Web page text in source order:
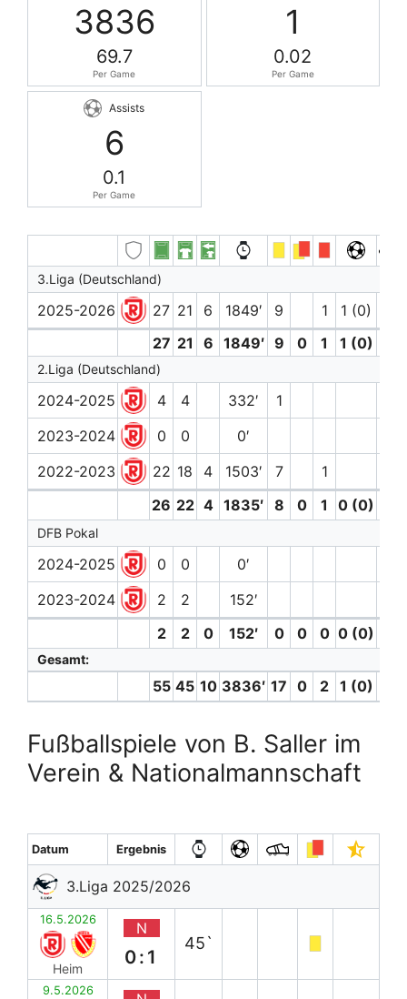
3836
69.7
Per Game
1
0.02
Per Game
Assists
6
0.1
Per Game
3.Liga (Deutschland)
2025-2026 27 21 6 1849′ 9 1 1 (0)
27 21 6 1849′ 9 0 1 1 (0)
2.Liga (Deutschland)
2024-2025 4 4 332′
1
2023-2024
0 0
0′
2022-2023
22 18 4 1503′ 7 1
26 22 4 1835′ 8 0 1 0 (0)
DFB Pokal
2024-2025 0 0
0′
2023-2024
2 2
152′
2
2 0 152′ 0 0 0 0 (0)
Gesamt:
55 45 10 3836′ 17 0 2 1 (0)
Fußballspiele von B. Saller im
Verein & Nationalmannschaft
Datum Ergebnis
3.Liga 2025/2026
16.5.2026
Heim
N
0:1
45`
9.5.2026